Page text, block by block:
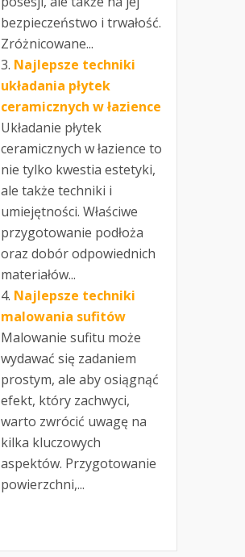
bezpieczeństwo i trwałość.
Zróżnicowane...
Najlepsze techniki
układania płytek
ceramicznych w łazience
Układanie płytek
ceramicznych w łazience to
nie tylko kwestia estetyki,
ale także techniki i
umiejętności. Właściwe
przygotowanie podłoża
oraz dobór odpowiednich
materiałów...
Najlepsze techniki
malowania sufitów
Malowanie sufitu może
wydawać się zadaniem
prostym, ale aby osiągnąć
efekt, który zachwyci,
warto zwrócić uwagę na
kilka kluczowych
aspektów. Przygotowanie
powierzchni,...